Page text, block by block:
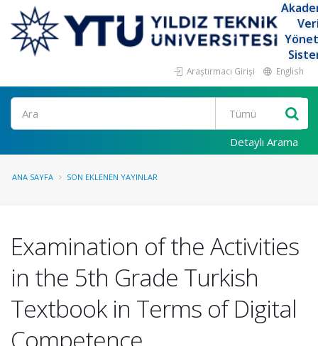
Araştırmacı Girişi English
Ara
Detaylı Arama
ANA SAYFA SON EKLENEN YAYINLAR
Examination of the Activities
in the 5th Grade Turkish
Textbook in Terms of Digital